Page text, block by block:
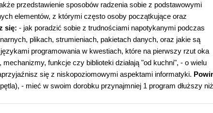
przedstawienie sposobów radzenia sobie z podstawowymi
elementów, z którymi często osoby początkujące oraz
się: - jak poradzić sobie z trudnościami napotykanymi podczas
plikach, strumieniach, pakietach danych, oraz jakie są
programowania w kwestiach, które na pierwszy rzut oka
funkcje czy biblioteki działają "od kuchni", - o wielu
się z niskopoziomowymi aspektami informatyki.
- mieć w swoim dorobku przynajmniej 1 program dłuższy